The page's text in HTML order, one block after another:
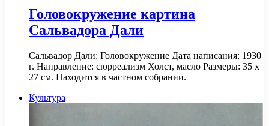
Головокружение картина
Сальвадора Дали
Сальвадор Дали: Головокружение Дата написания: 1930
г. Направление: сюрреализм Холст, масло Размеры: 35 х
27 см. Находится в частном собрании.
Культура